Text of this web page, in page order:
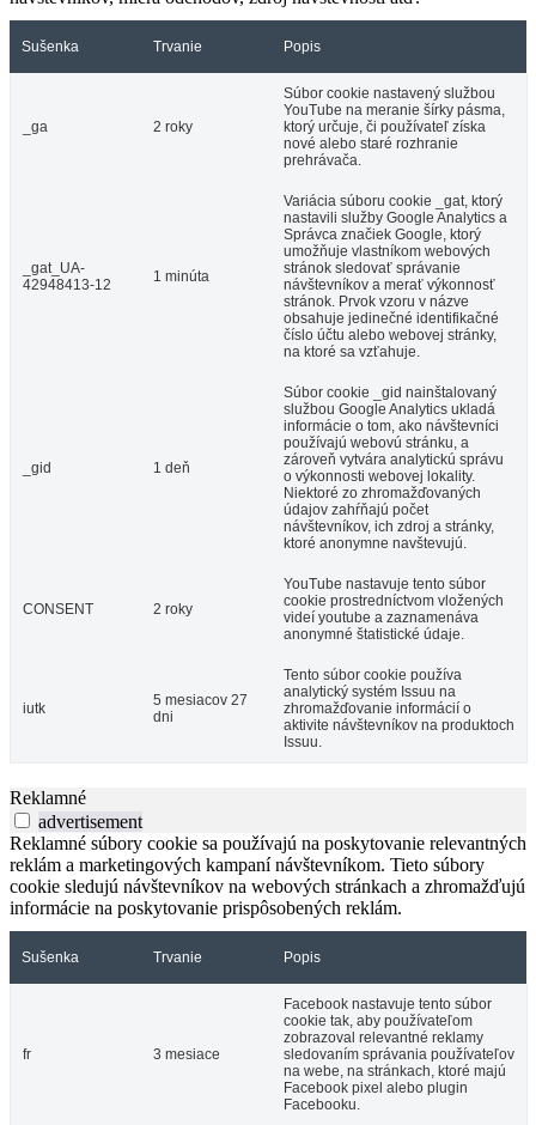
Sušenka Trvanie Popis
_ga 2 roky
Súbor cookie nastavený službou
YouTube na meranie šírky pásma,
ktorý určuje, či používateľ získa
nové alebo staré rozhranie
prehrávača.
_gat_UA-
42948413-12
1 minúta
Variácia súboru cookie _gat, ktorý
nastavili služby Google Analytics a
Správca značiek Google, ktorý
umožňuje vlastníkom webových
stránok sledovať správanie
návštevníkov a merať výkonnosť
stránok. Prvok vzoru v názve
obsahuje jedinečné identifikačné
číslo účtu alebo webovej stránky,
na ktoré sa vzťahuje.
_gid 1 deň
Súbor cookie _gid nainštalovaný
službou Google Analytics ukladá
informácie o tom, ako návštevníci
používajú webovú stránku, a
zároveň vytvára analytickú správu
o výkonnosti webovej lokality.
Niektoré zo zhromažďovaných
údajov zahŕňajú počet
návštevníkov, ich zdroj a stránky,
ktoré anonymne navštevujú.
CONSENT 2 roky
YouTube nastavuje tento súbor
cookie prostredníctvom vložených
videí youtube a zaznamenáva
anonymné štatistické údaje.
iutk
5 mesiacov 27
dni
Tento súbor cookie používa
analytický systém Issuu na
zhromažďovanie informácií o
aktivite návštevníkov na produktoch
Issuu.
Reklamné
advertisement
Reklamné súbory cookie sa používajú na poskytovanie relevantných
reklám a marketingových kampaní návštevníkom. Tieto súbory
cookie sledujú návštevníkov na webových stránkach a zhromažďujú
informácie na poskytovanie prispôsobených reklám.
Sušenka Trvanie Popis
fr 3 mesiace
Facebook nastavuje tento súbor
cookie tak, aby používateľom
zobrazoval relevantné reklamy
sledovaním správania používateľov
na webe, na stránkach, ktoré majú
Facebook pixel alebo plugin
Facebooku.